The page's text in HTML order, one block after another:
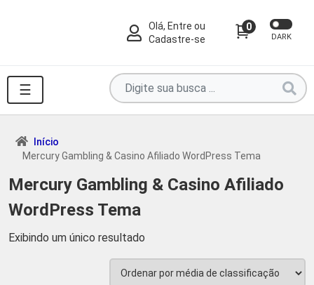
Olá, Entre ou
Cadastre-se
0
DARK
☰
Pesquise
por
produtos
...
Início
Mercury Gambling & Casino Afiliado WordPress Tema
Mercury Gambling & Casino Afiliado
WordPress Tema
Exibindo um único resultado